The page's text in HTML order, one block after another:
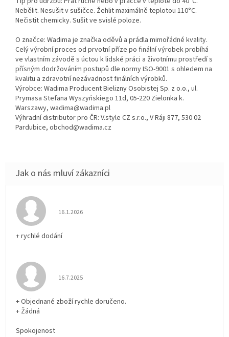
Nebělit. Nesušit v sušičce. Žehlit maximálně teplotou 110°C.
Nečistit chemicky. Sušit ve svislé poloze.
O značce: Wadima je značka oděvů a prádla mimořádné kvality.
Celý výrobní proces od prvotní příze po finální výrobek probíhá
ve vlastním závodě s úctou k lidské práci a životnímu prostředí s
přísným dodržováním postupů dle normy ISO-9001 s ohledem na
kvalitu a zdravotní nezávadnost finálních výrobků.
Výrobce: Wadima Producent Bielizny Osobistej Sp. z o.o., ul.
Prymasa Stefana Wyszyńskiego 11d, 05-220 Zielonka k.
Warszawy, wadima@wadima.pl
Výhradní distributor pro ČR: V.style CZ s.r.o., V Ráji 877, 530 02
Pardubice, obchod@wadima.cz
Hodnocení obchodu je 5 z 5 hvězdiček.
16.1.2026
+ rychlé dodání
Hodnocení obchodu je 5 z 5 hvězdiček.
16.7.2025
+ Objednané zboží rychle doručeno.
+ Žádná
Spokojenost